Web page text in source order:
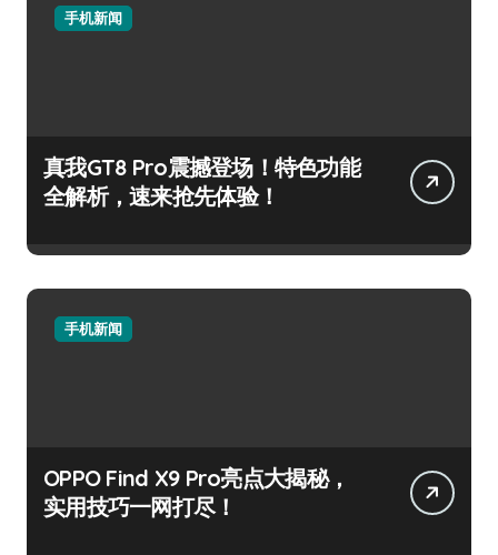
手机新闻
真我GT8 Pro震撼登场！特色功能
全解析，速来抢先体验！
手机新闻
OPPO Find X9 Pro亮点大揭秘，
实用技巧一网打尽！